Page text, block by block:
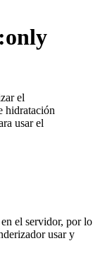
el
hidratación
usar el
el servidor, por lo
usar y